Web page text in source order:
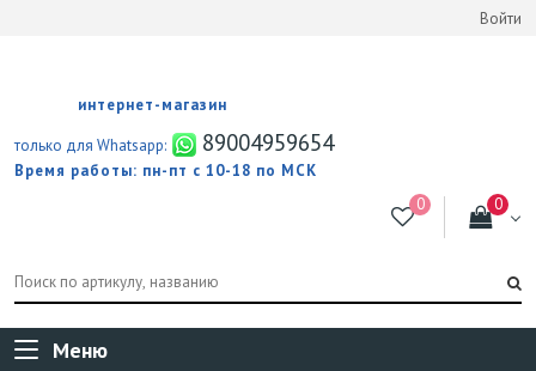
Войти
интернет-магазин
только для Whatsapp:
89004959654
Время работы: пн-пт с 10-18 по МСК
Меню